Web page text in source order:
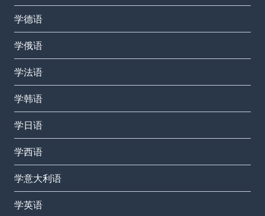
学德语
学俄语
学法语
学韩语
学日语
学西语
学意大利语
学英语